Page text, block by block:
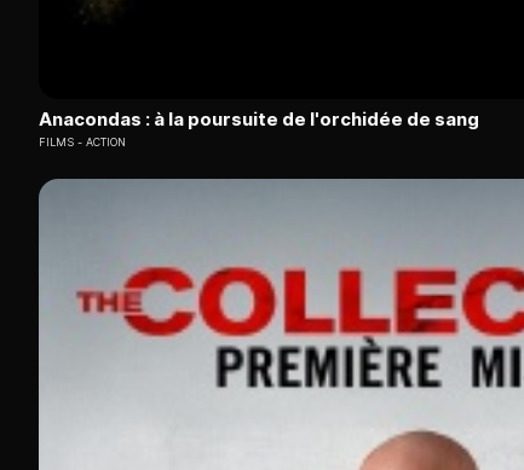
Anacondas : à la poursuite de l'orchidée de sang
FILMS ACTION